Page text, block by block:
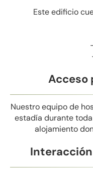
Este edificio
Acceso
Nuestro equipo de
estadía durante
alojamiento